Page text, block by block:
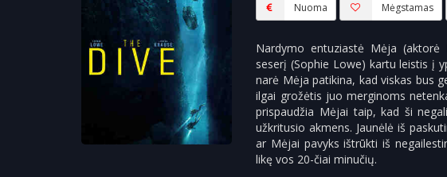
Nuoma Mėgstamas
Nardymo entuziastė Mėja
seserį (Sophie Lowe) kartu leistis į
narė Mėja patikina, kad viskas bus
ilgai grožėtis juo merginoms
prispaudžia Mėjai taip, kad ši
užkritusio akmens. Jaunėlė iš
ar Mėjai pavyks ištrūkti iš
likę vos 20-čiai minučių.